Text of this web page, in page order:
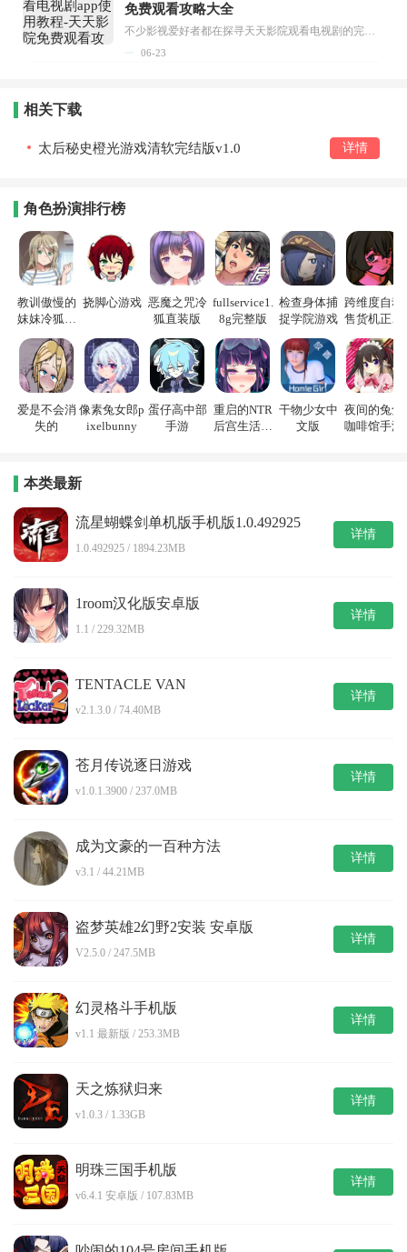
免费观看攻略大全
不少影视爱好者都在探寻天天影院观看电视剧的完整方法，结合最新平台使用规则，本篇新手入门攻略全面讲解观看渠道、检索流程、播放设置以及画面模式调整等实用内容。全文适配手机、电脑等主流设备，步骤简洁易懂，无论是初次使用的新手，还是想要优化观影体验的用户，都能参照内容快速上手，熟练掌握平台各项操作技巧，轻松畅享影视内容。...
06-23
相关下载
太后秘史橙光游戏清软完结版v1.0 详情
角色扮演排行榜
教训傲慢的
妹妹冷狐游
挠脚心游戏 恶魔之咒冷
狐直装版
fullservice1.
8g完整版
检查身体捕
捉学院游戏
跨维度自动
售货机正式
爱是不会消
失的
像素兔女郎p
ixelbunny
蛋仔高中部
手游
重启的NTR
后宫生活游
干物少女中
文版
夜间的兔兔
咖啡馆手游
本类最新
流星蝴蝶剑单机版手机版1.0.492925
1.0.492925 / 1894.23MB
详情
1room汉化版安卓版
1.1 / 229.32MB
详情
TENTACLE VAN
v2.1.3.0 / 74.40MB
详情
苍月传说逐日游戏
v1.0.1.3900 / 237.0MB
详情
成为文豪的一百种方法
v3.1 / 44.21MB
详情
盗梦英雄2幻野2安装 安卓版
V2.5.0 / 247.5MB
详情
幻灵格斗手机版
v1.1 最新版 / 253.3MB
详情
天之炼狱归来
v1.0.3 / 1.33GB
详情
明珠三国手机版
v6.4.1 安卓版 / 107.83MB
详情